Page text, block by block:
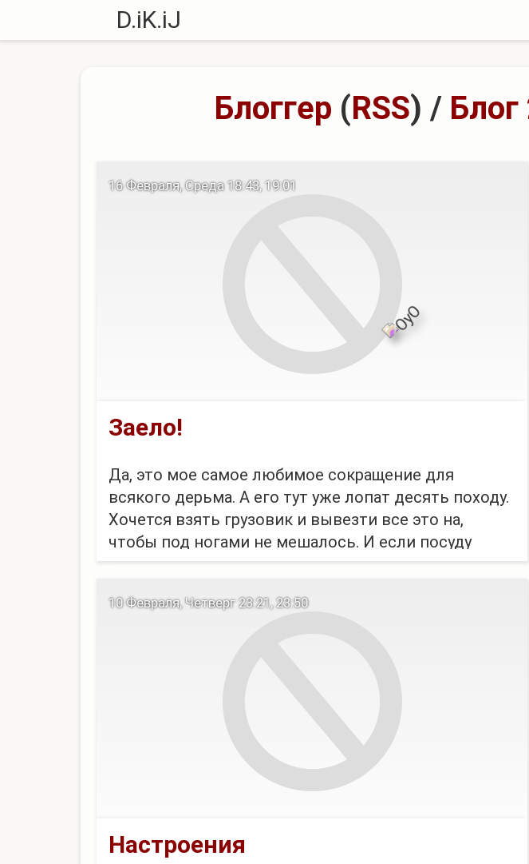
D.iK.iJ
Блоггер (RSS) / Блог
Заело!
Да, это мое самое любимое сокращение для
всякого дерьма. А его тут уже лопат десять походу.
Хочется взять грузовик и вывезти все это на,
чтобы под ногами не мешалось. И если посуду
можно убрать, а в квартире прибрать, пусть уже и не
Нет, ну это же пра...
16 Февраля, Среда 18:43, 19:01
Настроения
10 Февраля, Четверг 23:21, 23:50